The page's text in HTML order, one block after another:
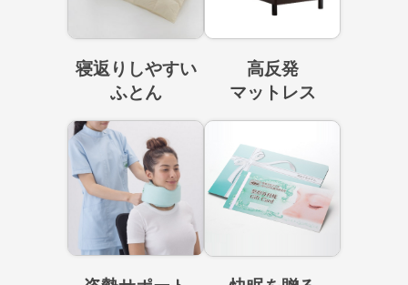
寝返りしやすい
ふとん
高反発
マットレス